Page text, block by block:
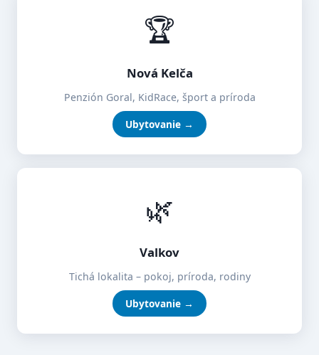
🏆
Nová Kelča
Penzión Goral, KidRace, šport a príroda
Ubytovanie →
🌿
Valkov
Tichá lokalita – pokoj, príroda, rodiny
Ubytovanie →